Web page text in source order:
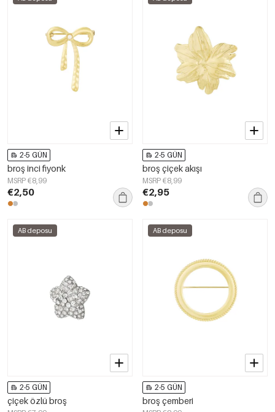
2-5 GÜN
broş inci fiyonk
MSRP €8,99
€2,50
2-5 GÜN
broş çiçek akışı
MSRP €8,99
€2,95
AB deposu
2-5 GÜN
çiçek özlü broş
AB deposu
2-5 GÜN
broş çemberi